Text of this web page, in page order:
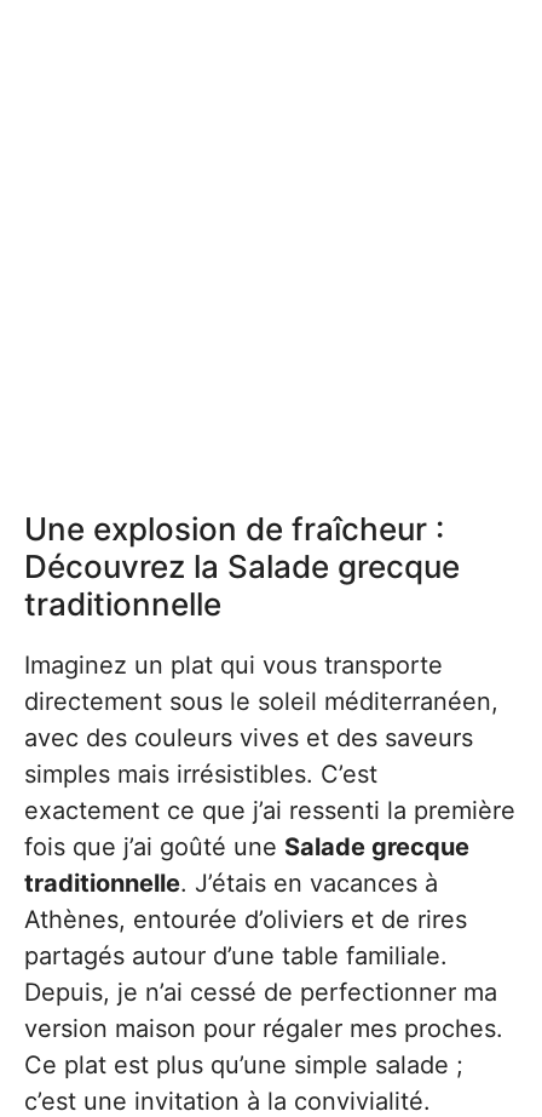
Une explosion de fraîcheur :
Découvrez la Salade grecque
traditionnelle
Imaginez un plat qui vous transporte
directement sous le soleil méditerranéen,
avec des couleurs vives et des saveurs
simples mais irrésistibles. C’est
exactement ce que j’ai ressenti la première
fois que j’ai goûté une Salade grecque
traditionnelle. J’étais en vacances à
Athènes, entourée d’oliviers et de rires
partagés autour d’une table familiale.
Depuis, je n’ai cessé de perfectionner ma
version maison pour régaler mes proches.
Ce plat est plus qu’une simple salade ;
c’est une invitation à la convivialité.